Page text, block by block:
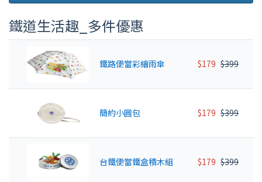
鐵道生活趣_多件優惠
鐵路便當彩繪雨傘 $179 $399
簡約小圓包 $179 $399
台鐵便當鐵盒積木組 $179 $399